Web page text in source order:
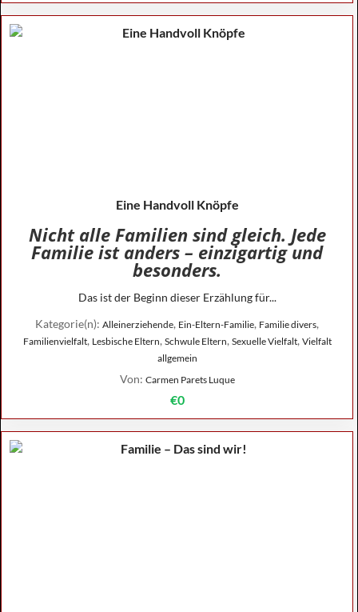
Eine Handvoll Knöpfe
Nicht alle Familien sind gleich. Jede
Familie ist anders – einzigartig und
besonders.
Das ist der Beginn dieser Erzählung für...
Kategorie(n): Alleinerziehende, Ein-Eltern-Familie, Familie divers,
Familienvielfalt, Lesbische Eltern, Schwule Eltern, Sexuelle Vielfalt, Vielfalt
allgemein
Von: Carmen Parets Luque
€0